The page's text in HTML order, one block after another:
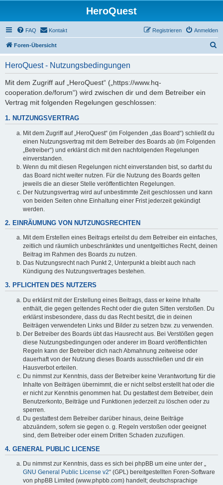
HeroQuest
FAQ Kontakt Anmelden
Registrieren
Foren-Übersicht
HeroQuest - Nutzungsbedingungen
Mit dem Zugriff auf „HeroQuest“ („https://www.hq-
cooperation.de/forum“) wird zwischen dir und dem Betreiber ein
Vertrag mit folgenden Regelungen geschlossen:
1. NUTZUNGSVERTRAG
Mit dem Zugriff auf „HeroQuest“ (im Folgenden „das Board“) schließt du
einen Nutzungsvertrag mit dem Betreiber des Boards ab (im Folgenden
„Betreiber“) und erklärst dich mit den nachfolgenden Regelungen
einverstanden.
Wenn du mit diesen Regelungen nicht einverstanden bist, so darfst du
das Board nicht weiter nutzen. Für die Nutzung des Boards gelten
jeweils die an dieser Stelle veröffentlichten Regelungen.
Der Nutzungsvertrag wird auf unbestimmte Zeit geschlossen und kann
von beiden Seiten ohne Einhaltung einer Frist jederzeit gekündigt
werden.
2. EINRÄUMUNG VON NUTZUNGSRECHTEN
Mit dem Erstellen eines Beitrags erteilst du dem Betreiber ein einfaches,
zeitlich und räumlich unbeschränktes und unentgeltliches Recht, deinen
Beitrag im Rahmen des Boards zu nutzen.
Das Nutzungsrecht nach Punkt 2, Unterpunkt a bleibt auch nach
Kündigung des Nutzungsvertrages bestehen.
3. PFLICHTEN DES NUTZERS
Du erklärst mit der Erstellung eines Beitrags, dass er keine Inhalte
enthält, die gegen geltendes Recht oder die guten Sitten verstoßen. Du
erklärst insbesondere, dass du das Recht besitzt, die in deinen
Beiträgen verwendeten Links und Bilder zu setzen bzw. zu verwenden.
Der Betreiber des Boards übt das Hausrecht aus. Bei Verstößen gegen
diese Nutzungsbedingungen oder anderer im Board veröffentlichten
Regeln kann der Betreiber dich nach Abmahnung zeitweise oder
dauerhaft von der Nutzung dieses Boards ausschließen und dir ein
Hausverbot erteilen.
Du nimmst zur Kenntnis, dass der Betreiber keine Verantwortung für die
Inhalte von Beiträgen übernimmt, die er nicht selbst erstellt hat oder die
er nicht zur Kenntnis genommen hat. Du gestattest dem Betreiber, dein
Benutzerkonto, Beiträge und Funktionen jederzeit zu löschen oder zu
sperren.
Du gestattest dem Betreiber darüber hinaus, deine Beiträge
abzuändern, sofern sie gegen o. g. Regeln verstoßen oder geeignet
sind, dem Betreiber oder einem Dritten Schaden zuzufügen.
4. GENERAL PUBLIC LICENSE
Du nimmst zur Kenntnis, dass es sich bei phpBB um eine unter der „
GNU General Public License v2“ (GPL) bereitgestellten Foren-Software
von phpBB Limited (www.phpbb.com) handelt; deutschsprachige